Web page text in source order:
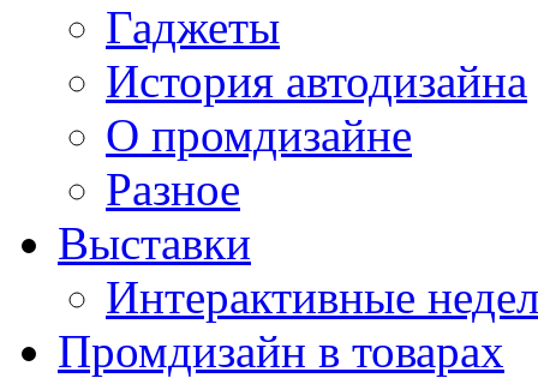
Гаджеты
История автодизайна
О промдизайне
Разное
Выставки
Интерактивные
Промдизайн в товарах